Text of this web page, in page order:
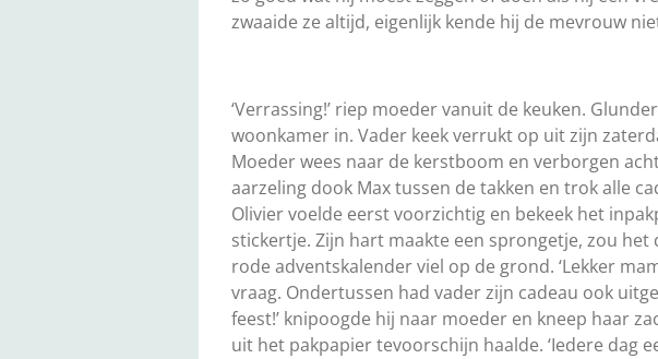
zwaaide ze altijd, eigenlijk kende hij de mevrouw
‘Verrassing!’ riep moeder vanuit de keuken.
woonkamer in. Vader keek verrukt op uit zijn
Moeder wees naar de kerstboom en verborgen
aarzeling dook Max tussen de takken en trok alle
Olivier voelde eerst voorzichtig en bekeek het
stickertje. Zijn hart maakte een sprongetje, zou
rode adventskalender viel op de grond. ‘Lekker
vraag. Ondertussen had vader zijn cadeau ook
feest!’ knipoogde hij naar moeder en kneep haar
uit het pakpapier tevoorschijn haalde. ‘Iedere dag